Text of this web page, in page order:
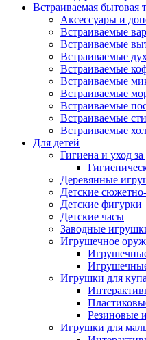
Встраиваемая бытовая
Аксессуары и
Встраиваемые
Встраиваемые
Встраиваемые
Встраиваемые
Встраиваемые
Встраиваемые
Встраиваемые
Встраиваемые
Встраиваемые
Для детей
Гигиена и уход за
Деревянные
Детские
Детские фигурки
Детские часы
Заводные
Игрушечное
Игрушки для
Резиновые
Игрушки для